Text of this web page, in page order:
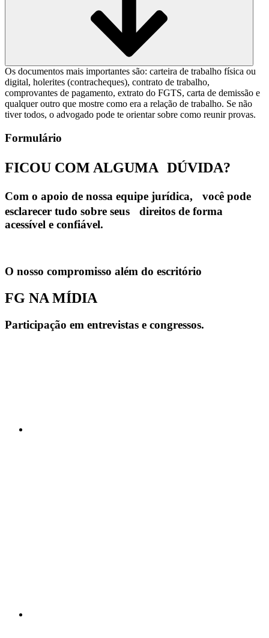
Os documentos mais importantes são: carteira de trabalho física ou
digital, holerites (contracheques), contrato de trabalho,
comprovantes de pagamento, extrato do FGTS, carta de demissão e
qualquer outro que mostre como era a relação de trabalho. Se não
tiver todos, o advogado pode te orientar sobre como reunir provas.
Formulário
FICOU COM ALGUMA DÚVIDA?
Com o apoio de nossa equipe jurídica, você pode
esclarecer tudo sobre seus direitos de forma
acessível e confiável.
O nosso compromisso além do escritório
FG NA MÍDIA
Participação em entrevistas e congressos.